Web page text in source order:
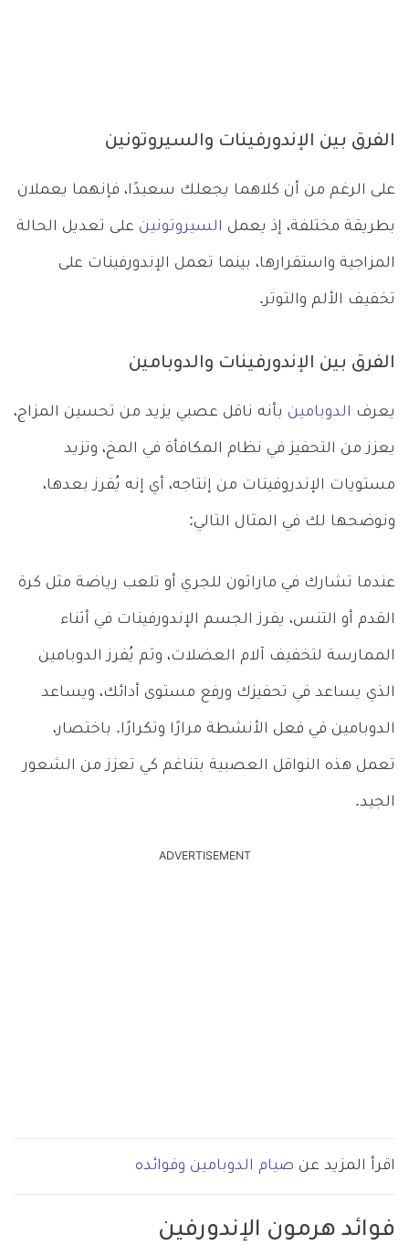
الفرق بين الإندورفينات والسيروتونين
على الرغم من أن كلاهما يجعلك سعيدًا، فإنهما يعملان
بطريقة مختلفة، إذ يعمل السيروتونين على تعديل الحالة
المزاجية واستقرارها، بينما تعمل الإندورفينات على
تخفيف الألم والتوتر.
الفرق بين الإندورفينات والدوبامين
يعرف الدوبامين بأنه ناقل عصبي يزيد من تحسين المزاج،
يعزز من التحفيز في نظام المكافأة في المخ، وتزيد
مستويات الإندروفينات من إنتاجه، أي إنه يُفرز بعدها،
ونوضحها لك في المثال التالي:
عندما تشارك في ماراثون للجري أو تلعب رياضة مثل كرة
القدم أو التنس، يفرز الجسم الإندورفينات في أثناء
الممارسة لتخفيف آلام العضلات، وثم يُفرز الدوبامين
الذي يساعد في تحفيزك ورفع مستوى أدائك، ويساعد
الدوبامين في فعل الأنشطة مرارًا وتكرارًا. باختصار،
تعمل هذه النواقل العصبية بتناغم كي تعزز من الشعور
الجيد.
ADVERTISEMENT
اقرأ المزيد عن صيام الدوبامين وفوائده
فوائد هرمون الإندورفين